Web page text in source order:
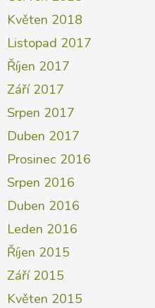
Květen 2018
Listopad 2017
Říjen 2017
Září 2017
Srpen 2017
Duben 2017
Prosinec 2016
Srpen 2016
Duben 2016
Leden 2016
Říjen 2015
Září 2015
Květen 2015